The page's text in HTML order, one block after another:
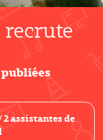
assistantes de